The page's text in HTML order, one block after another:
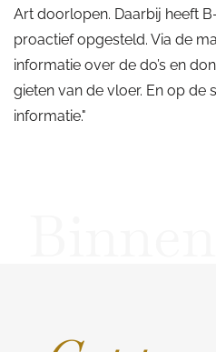
Art doorlopen. Daarbij heeft
proactief opgesteld. Via de
informatie over de do’s en
gieten van de vloer. En op de
informatie."